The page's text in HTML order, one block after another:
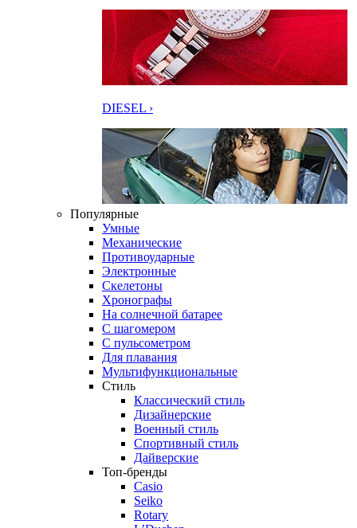
DIESEL ›
Популярные
Умные
Механические
Противоударные
Электронные
Скелетоны
Хронографы
На солнечной батарее
С шагомером
С пульсометром
Для плавания
Мультифункциональные
Стиль
Классический стиль
Дизайнерские
Военный стиль
Спортивный стиль
Дайверские
Топ-бренды
Casio
Seiko
Rotary